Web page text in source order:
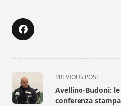
<span
class="nav-
subtitle
PREVIOUS POST
Avellino-Budoni:
conferenza stampa